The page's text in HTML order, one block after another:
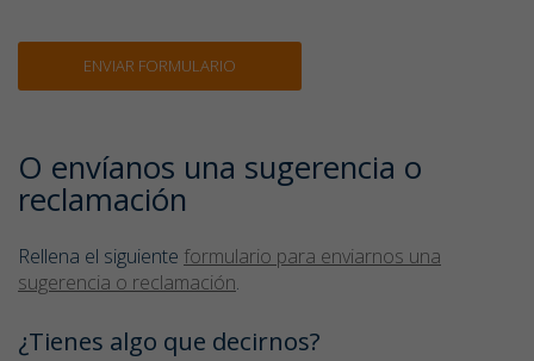
O envíanos una sugerencia o
reclamación
Rellena el siguiente formulario para enviarnos una
sugerencia o reclamación.
¿Tienes algo que decirnos?